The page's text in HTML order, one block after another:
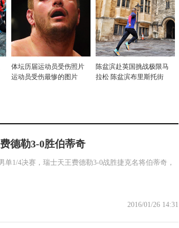
体坛历届运动员受伤照片
运动员受伤最惨的图片
陈盆滨赴英国挑战极限马
拉松 陈盆滨布里斯托街
德勒3-0胜伯蒂奇
单1/4决赛，瑞士天王费德勒3-0战胜捷克名将伯蒂奇，
2016/01/26 14:31